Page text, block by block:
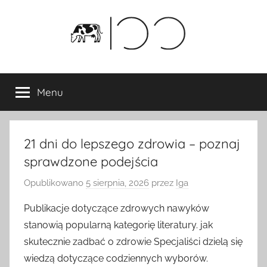
Menu
21 dni do lepszego zdrowia – poznaj
sprawdzone podejścia
Opublikowano 5 sierpnia, 2026 przez Iga
Publikacje dotyczące zdrowych nawyków
stanowią popularną kategorię literatury. jak
skutecznie zadbać o zdrowie Specjaliści dzielą się
wiedzą dotyczące codziennych wyborów.